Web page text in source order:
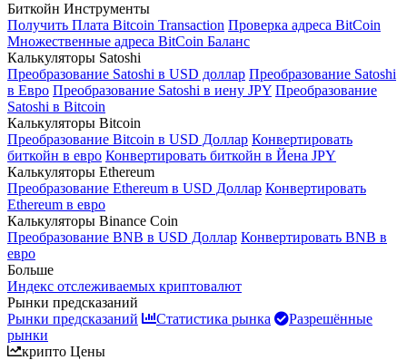
Биткойн Инструменты
Получить Плата Bitcoin Transaction Проверка адреса BitCoin
Множественные адреса BitCoin Баланс
Калькуляторы Satoshi
Преобразование Satoshi в USD доллар Преобразование Satoshi
в Евро Преобразование Satoshi в иену JPY Преобразование
Satoshi в Bitcoin
Калькуляторы Bitcoin
Преобразование Bitcoin в USD Доллар Конвертировать
биткойн в евро Конвертировать биткойн в Йена JPY
Калькуляторы Ethereum
Преобразование Ethereum в USD Доллар Конвертировать
Ethereum в евро
Калькуляторы Binance Coin
Преобразование BNB в USD Доллар Конвертировать BNB в
евро
Больше
Индекс отслеживаемых криптовалют
Рынки предсказаний
Рынки предсказаний
Статистика рынка
Разрешённые
рынки
крипто Цены